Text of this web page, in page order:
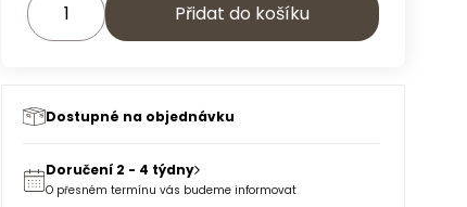
Přidat do košíku
Dostupné na objednávku
Doručení 2 - 4 týdny
O přesném termínu vás budeme informovat